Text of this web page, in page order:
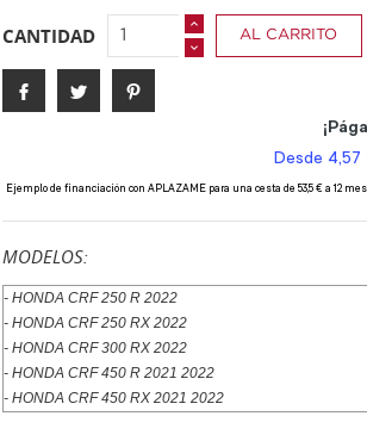
CANTIDAD AL CARRITO
MODELOS:
- HONDA CRF 250 R 2022
- HONDA CRF 250 RX 2022
- HONDA CRF 300 RX 2022
- HONDA CRF 450 R 2021 2022
- HONDA CRF 450 RX 2021 2022